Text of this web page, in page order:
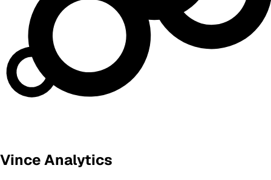
Vince Analytics